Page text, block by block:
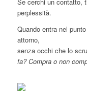
perplessità.
Quando entra nel
attorno,
senza occhi che lo
fa? Compra o non